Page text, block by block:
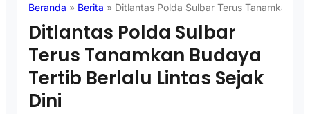
Beranda » Berita » Ditlantas Polda Sulbar Terus Tanamkan
Ditlantas Polda Sulbar
Terus Tanamkan Budaya
Tertib Berlalu Lintas Sejak
Dini